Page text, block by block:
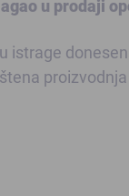
u prodaji
istrage